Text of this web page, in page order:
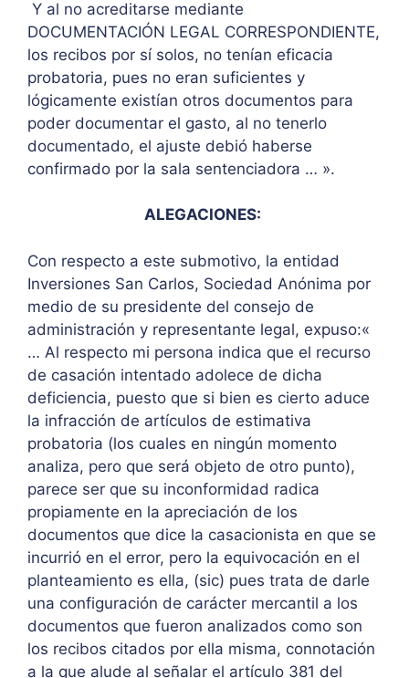
Y al no acreditarse mediante
DOCUMENTACIÓN LEGAL CORRESPONDIENTE,
los recibos por sí solos, no tenían eficacia
probatoria, pues no eran suficientes y
lógicamente existían otros documentos para
poder documentar el gasto, al no tenerlo
documentado, el ajuste debió haberse
confirmado por la sala sentenciadora … ».
ALEGACIONES:
Con respecto a este submotivo, la entidad
Inversiones San Carlos, Sociedad Anónima por
medio de su presidente del consejo de
administración y representante legal, expuso:«
… Al respecto mi persona indica que el recurso
de casación intentado adolece de dicha
deficiencia, puesto que si bien es cierto aduce
la infracción de artículos de estimativa
probatoria (los cuales en ningún momento
analiza, pero que será objeto de otro punto),
parece ser que su inconformidad radica
propiamente en la apreciación de los
documentos que dice la casacionista en que se
incurrió en el error, pero la equivocación en el
planteamiento es ella, (sic) pues trata de darle
una configuración de carácter mercantil a los
documentos que fueron analizados como son
los recibos citados por ella misma, connotación
a la que alude al señalar el artículo 381 del